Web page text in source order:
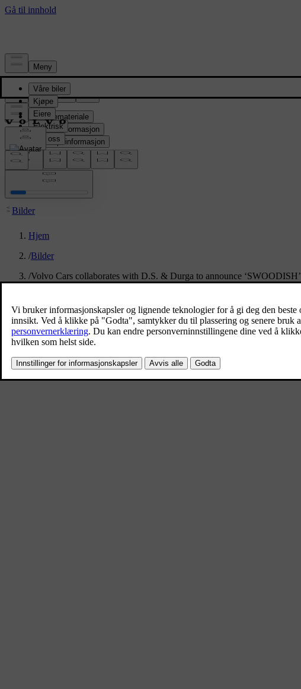
Presserom
Pressemateriale
Produktinformasjon
Selskapsinformasjon
Mediekontakter
location:
Bilder
Hjem
/Bilder
/Volvo Cars collaborates with D.S. & Durga to announce ‘SWOODISH’